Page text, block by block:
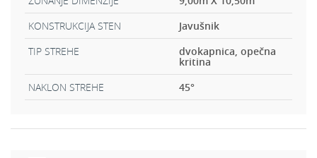
KONSTRUKCIJA STEN
Javušnik
TIP STREHE
dvokapnica, opečna
kritina
NAKLON STREHE
45°